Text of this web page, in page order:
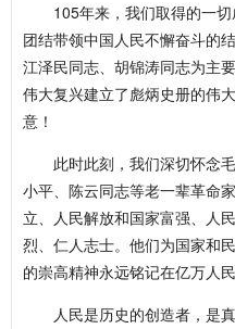
105年来，我们取得的一
团结带领中国人民不懈奋斗的
江泽民同志、胡锦涛同志为主
伟大复兴建立了彪炳史册的伟
意！
此时此刻，我们深切怀念
小平、陈云同志等老一辈革命
立、人民解放和国家富强、人
烈、仁人志士。他们为国家和
的崇高精神永远铭记在亿万人
人民是历史的创造者，是